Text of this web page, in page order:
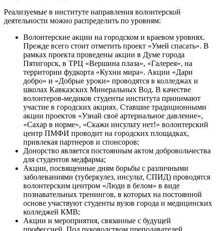
Реализуемые в институте направления волонтерской
деятельности можно распределить по уровням:
Волонтерские акции на городском и краевом уровнях.
Прежде всего стоит отметить проект «Умей спасать». В
рамках проекта проведены акции в Думе города
Пятигорск, в ТРЦ «Вершина плаза», «Галерея», на
территории фудкорта «Кухни мира». Акции «Дари
добро» и «Добрые уроки» проводятся в колледжах и
школах Кавказских Минеральных Вод. В качестве
волонтеров-медиков студенты института принимают
участие в городских акциях. Ставшие традиционными
акции проектов «Узнай своё артериальное давление»,
«Сахар в норме», «Скажи инсульту нет!» волонтерский
центр ПМФИ проводит на городских площадках,
привлекая партнеров и спонсоров;
Донорство является постоянным актом добровольчества
для студентов медфарма;
Акции, посвященные дням борьбы с различными
заболеваниями (туберкулез, инсульт, СПИД) проводятся
волонтерским центром «Люди в белом» в виде
познавательных тренингов, в которых на постоянной
основе участвуют студенты вузов города и медицинских
колледжей КМВ;
Акции и мероприятия, связанные с будущей